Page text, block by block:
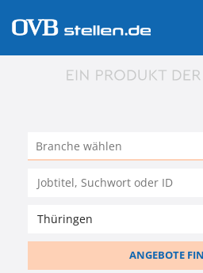
ANGEBOTE